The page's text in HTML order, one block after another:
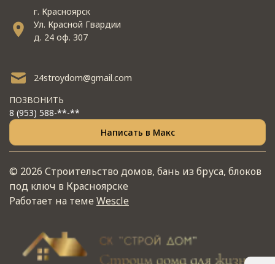
г. Красноярск
Ул. Красной Гвардии
д. 24 оф. 307
24stroydom@gmail.com
ПОЗВОНИТЬ
8 (953) 588-**-**
Написать в Макс
© 2026 Строительство домов, бань из бруса, блоков
под ключ в Красноярске
Работает на темеWescle